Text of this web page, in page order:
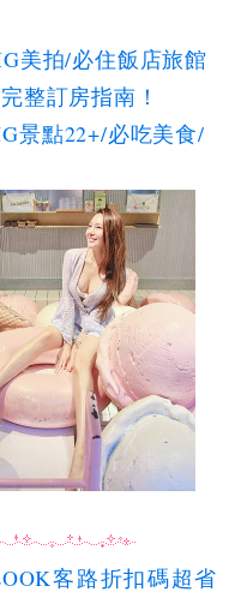
美拍/必住飯店旅館
整訂房指南！
景點22+/必吃美食/
客路折扣碼超省